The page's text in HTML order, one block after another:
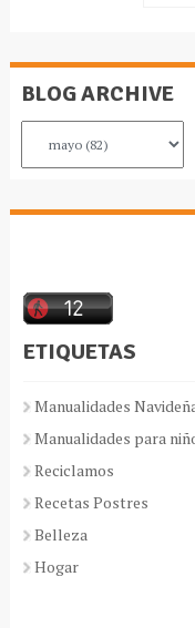
BLOG ARCHIVE
ETIQUETAS
Manualidades
Manualidades para
Reciclamos
Recetas Postres
Belleza
Hogar